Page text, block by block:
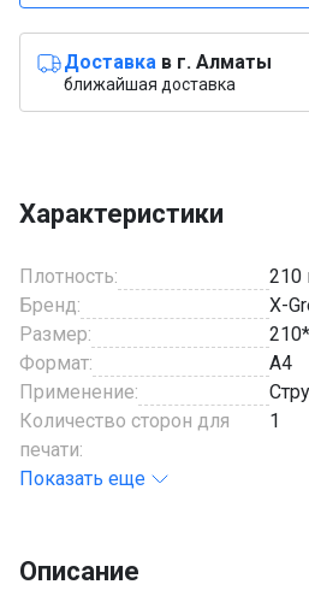
Доставка в г. Алматы
ближайшая доставка
Характеристики
Плотность:
210
Бренд:
X-
Размер:
Формат:
A4
Применение:
Количество сторон для
печати:
1
Показать еще
Описание